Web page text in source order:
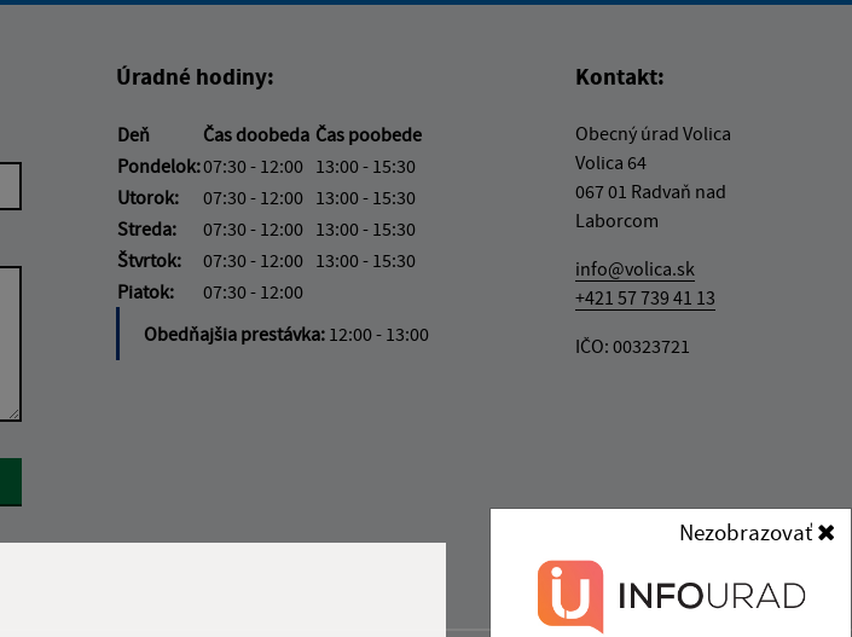
Nezobrazovať
Úradné hodiny:
Deň Čas doobeda Čas poobede
Pondelok:07:30 - 12:00 13:00 - 15:30
Utorok:
07:30 - 12:00 13:00 - 15:30
Streda:
07:30 - 12:00 13:00 - 15:30
Štvrtok:
07:30 - 12:00 13:00 - 15:30
Piatok:
07:30 - 12:00
Obedňajšia prestávka: 12:00 - 13:00
Kontakt:
Obecný úrad Volica
Volica 64
067 01 Radvaň nad
Laborcom
info@volica.sk
+421 57 739 41 13
IČO: 00323721